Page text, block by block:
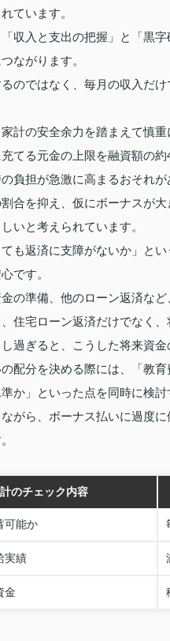
ています。
収入と支出の把握」と「黒
ながります。
のではなく、毎月の収入だ
計の安全余力を踏まえて慎重
てる元金の上限を融資額の
負担が急激に高まるおそれが
合を抑え、仮にボーナスが
いと考えられています。
も返済に支障がないか」と
です。
の準備、他のローン返済など
住宅ローン返済だけでなく
過ぎると、こうした将来資金
配分を決める際には、「教
か」といった点を同時に検討
がら、ボーナス払いに過度
のチェック内容
可能か
実績
金